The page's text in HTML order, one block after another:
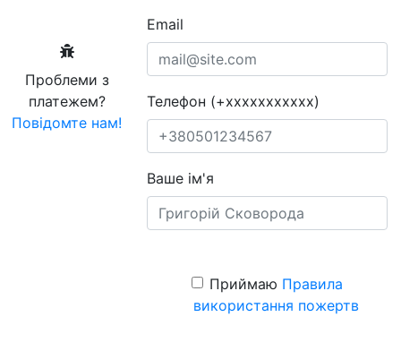
Проблеми з
платежем?
Повідомте нам!
Email
Телефон (+xxxxxxxxxxx)
Ваше ім'я
Приймаю Правила
використання пожертв